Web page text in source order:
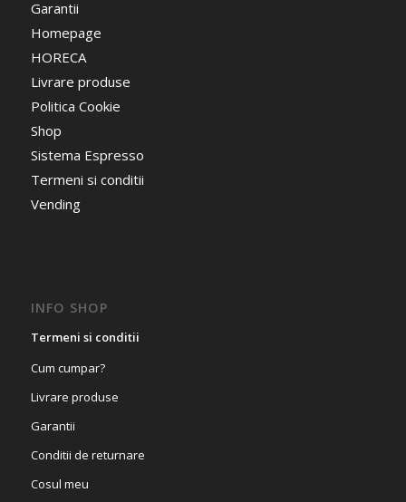
Garantii
Homepage
HORECA
Livrare produse
Politica Cookie
Shop
Sistema Espresso
Termeni si conditii
Vending
INFO SHOP
Termeni si conditii
Cum cumpar?
Livrare produse
Garantii
Conditii de returnare
Cosul meu